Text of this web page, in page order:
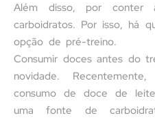
Além disso, por conter
carboidratos. Por isso, há
opção de pré-treino.
Consumir doces antes do
novidade.
consumo de doce de
uma fonte de